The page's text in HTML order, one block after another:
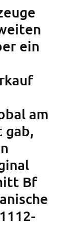
ein
am
gab,
Bf